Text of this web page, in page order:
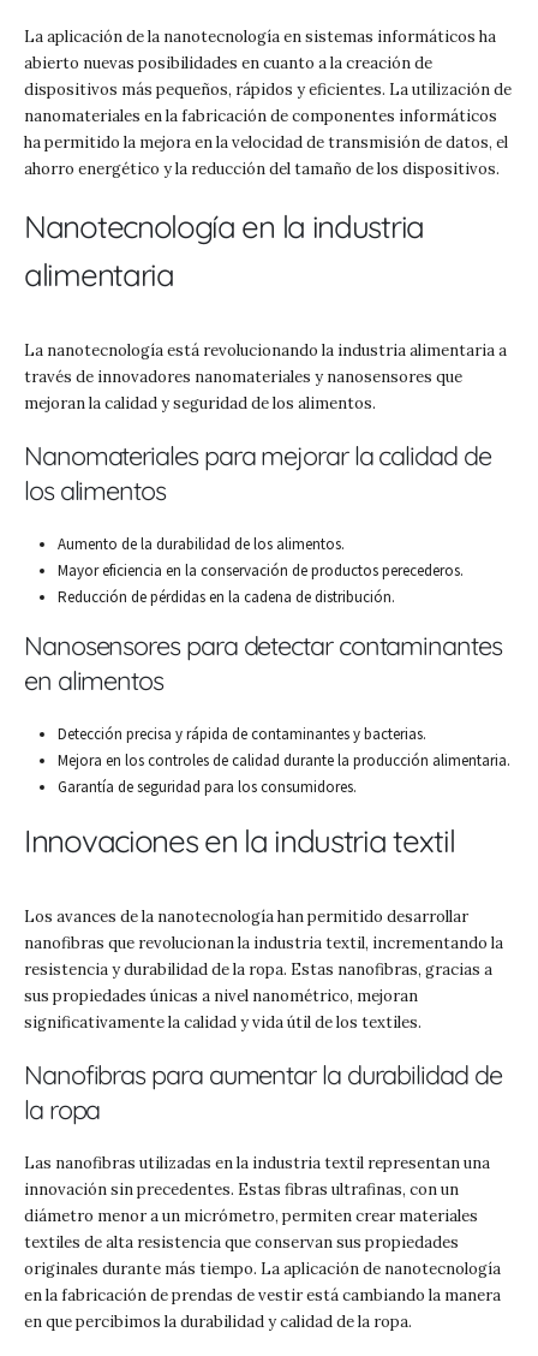
La aplicación de la nanotecnología en sistemas informáticos ha
abierto nuevas posibilidades en cuanto a la creación de
dispositivos más pequeños, rápidos y eficientes. La utilización de
nanomateriales en la fabricación de componentes informáticos
ha permitido la mejora en la velocidad de transmisión de datos, el
ahorro energético y la reducción del tamaño de los dispositivos.
Nanotecnología en la industria
alimentaria
La nanotecnología está revolucionando la industria alimentaria a
través de innovadores nanomateriales y nanosensores que
mejoran la calidad y seguridad de los alimentos.
Nanomateriales para mejorar la calidad de
los alimentos
Aumento de la durabilidad de los alimentos.
Mayor eficiencia en la conservación de productos perecederos.
Reducción de pérdidas en la cadena de distribución.
Nanosensores para detectar contaminantes
en alimentos
Detección precisa y rápida de contaminantes y bacterias.
Mejora en los controles de calidad durante la producción alimentaria.
Garantía de seguridad para los consumidores.
Innovaciones en la industria textil
Los avances de la nanotecnología han permitido desarrollar
nanofibras que revolucionan la industria textil, incrementando la
resistencia y durabilidad de la ropa. Estas nanofibras, gracias a
sus propiedades únicas a nivel nanométrico, mejoran
significativamente la calidad y vida útil de los textiles.
Nanofibras para aumentar la durabilidad de
la ropa
Las nanofibras utilizadas en la industria textil representan una
innovación sin precedentes. Estas fibras ultrafinas, con un
diámetro menor a un micrómetro, permiten crear materiales
textiles de alta resistencia que conservan sus propiedades
originales durante más tiempo. La aplicación de nanotecnología
en la fabricación de prendas de vestir está cambiando la manera
en que percibimos la durabilidad y calidad de la ropa.